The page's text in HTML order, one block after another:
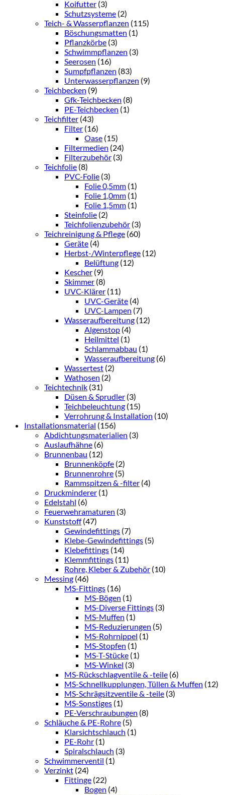
Koifutter (3)
Schutzsysteme (2)
Teich- & Wasserpflanzen (115)
Böschungsmatten (1)
Pflanzkörbe (3)
Schwimmpflanzen (3)
Seerosen (16)
Sumpfpflanzen (83)
Unterwasserpflanzen (9)
Teichbecken (9)
Gfk-Teichbecken (8)
PE-Teichbecken (1)
Teichfilter (43)
Filter (16)
Oase (15)
Filtermedien (24)
Filterzubehör (3)
Teichfolie (8)
PVC-Folie (3)
Folie 0,5mm (1)
Folie 1,0mm (1)
Folie 1,5mm (1)
Steinfolie (2)
Teichfolienzubehör (3)
Teichreinigung & Pflege (60)
Geräte (4)
Herbst-/Winterpflege (12)
Belüftung (12)
Kescher (9)
Skimmer (8)
UVC-Klärer (11)
UVC-Geräte (4)
UVC-Lampen (7)
Wasseraufbereitung (12)
Algenstop (4)
Heilmittel (1)
Schlammabbau (1)
Wasseraufbereitung (6)
Wassertest (2)
Wathosen (2)
Teichtechnik (31)
Düsen & Sprudler (3)
Teichbeleuchtung (15)
Verrohrung & Installation (10)
Installationsmaterial (156)
Abdichtungsmaterialien (3)
Auslaufhähne (6)
Brunnenbau (12)
Brunnenköpfe (2)
Brunnenrohre (5)
Rammspitzen & -filter (4)
Druckminderer (1)
Edelstahl (6)
Feuerwehramaturen (3)
Kunststoff (47)
Gewindefittings (7)
Klebe-Gewindefittings (5)
Klebefittings (14)
Klemmfittings (11)
Rohre, Kleber & Zubehör (10)
Messing (46)
MS-Fittings (16)
MS-Bögen (1)
MS-Diverse Fittings (3)
MS-Muffen (1)
MS-Reduzierungen (5)
MS-Rohrnippel (1)
MS-Stopfen (1)
MS-T-Stücke (1)
MS-Winkel (3)
MS-Rückschlagventile & -teile (6)
MS-Schnellkupplungen, Tüllen & Muffen (12)
MS-Schrägsitzventile & -teile (3)
MS-Sonstiges (1)
PE-Verschraubungen (8)
Schläuche & PE-Rohre (5)
Klarsichtschlauch (1)
PE-Rohr (1)
Spiralschlauch (3)
Schwimmerventil (1)
Verzinkt (24)
Fittinge (22)
Bogen (4)